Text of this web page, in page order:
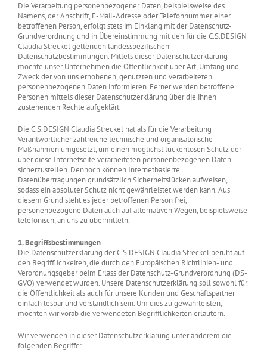
Die Verarbeitung personenbezogener Daten, beispielsweise des
Namens, der Anschrift, E-Mail-Adresse oder Telefonnummer einer
betroffenen Person, erfolgt stets im Einklang mit der Datenschutz-
Grundverordnung und in Übereinstimmung mit den für die C.S.DESIGN
Claudia Streckel geltenden landesspezifischen
Datenschutzbestimmungen. Mittels dieser Datenschutzerklärung
möchte unser Unternehmen die Öffentlichkeit über Art, Umfang und
Zweck der von uns erhobenen, genutzten und verarbeiteten
personenbezogenen Daten informieren. Ferner werden betroffene
Personen mittels dieser Datenschutzerklärung über die ihnen
zustehenden Rechte aufgeklärt.
Die C.S.DESIGN Claudia Streckel hat als für die Verarbeitung
Verantwortlicher zahlreiche technische und organisatorische
Maßnahmen umgesetzt, um einen möglichst lückenlosen Schutz der
über diese Internetseite verarbeiteten personenbezogenen Daten
sicherzustellen. Dennoch können Internetbasierte
Datenübertragungen grundsätzlich Sicherheitslücken aufweisen,
sodass ein absoluter Schutz nicht gewährleistet werden kann. Aus
diesem Grund steht es jeder betroffenen Person frei,
personenbezogene Daten auch auf alternativen Wegen, beispielsweise
telefonisch, an uns zu übermitteln.
1. Begriffsbestimmungen
Die Datenschutzerklärung der C.S.DESIGN Claudia Streckel beruht auf
den Begrifflichkeiten, die durch den Europäischen Richtlinien- und
Verordnungsgeber beim Erlass der Datenschutz-Grundverordnung (DS-
GVO) verwendet wurden. Unsere Datenschutzerklärung soll sowohl für
die Öffentlichkeit als auch für unsere Kunden und Geschäftspartner
einfach lesbar und verständlich sein. Um dies zu gewährleisten,
möchten wir vorab die verwendeten Begrifflichkeiten erläutern.
Wir verwenden in dieser Datenschutzerklärung unter anderem die
folgenden Begriffe: